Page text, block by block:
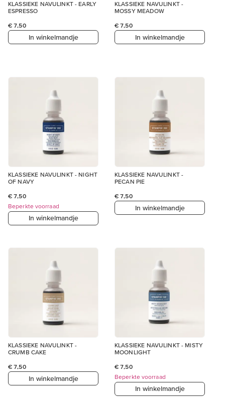
KLASSIEKE NAVULINKT - EARLY
ESPRESSO
€ 7,50
In winkelmandje
KLASSIEKE NAVULINKT -
MOSSY MEADOW
€ 7,50
In winkelmandje
KLASSIEKE NAVULINKT - NIGHT
OF NAVY
€ 7,50
Beperkte voorraad
In winkelmandje
KLASSIEKE NAVULINKT -
PECAN PIE
€ 7,50
In winkelmandje
KLASSIEKE NAVULINKT -
CRUMB CAKE
€ 7,50
In winkelmandje
KLASSIEKE NAVULINKT - MISTY
MOONLIGHT
€ 7,50
Beperkte voorraad
In winkelmandje